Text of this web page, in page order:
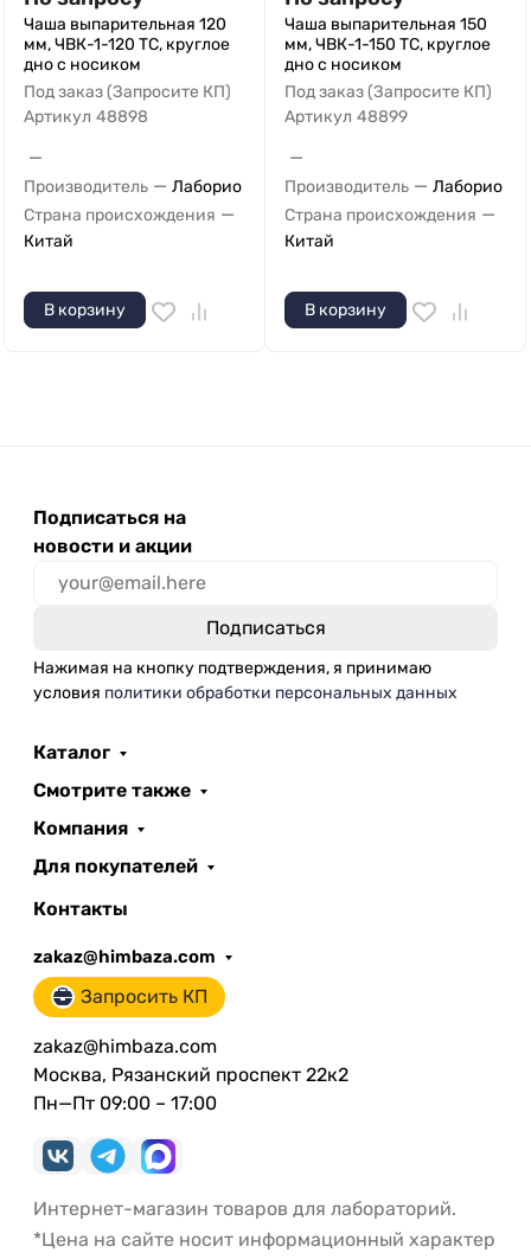
Чаша выпарительная 120
мм, ЧВК-1-120 ТС, круглое
дно с носиком
Под заказ (Запросите КП)
Артикул 48898
—
Производитель — Лаборио
Страна происхождения —
Китай
В корзину
Чаша выпарительная 150
мм, ЧВК-1-150 ТС, круглое
дно с носиком
Под заказ (Запросите КП)
Артикул 48899
—
Производитель — Лаборио
Страна происхождения —
Китай
В корзину
Подписаться на
новости и акции
Нажимая на кнопку подтверждения, я принимаю
условия политики обработки персональных данных
Каталог
Смотрите также
Компания
Для покупателей
Контакты
zakaz@himbaza.com
Запросить КП
zakaz@himbaza.com
Москва, Рязанский проспект 22к2
Пн—Пт 09:00 – 17:00
Интернет-магазин товаров для лабораторий.
*Цена на сайте носит информационный характер